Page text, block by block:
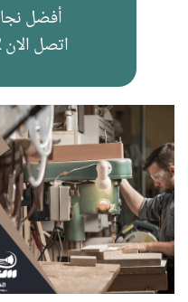
أفضل
اتصل الان 0563588312